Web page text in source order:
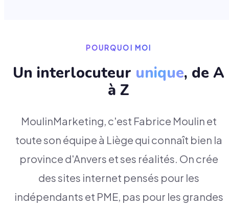
POURQUOI MOI
Un interlocuteur unique, de A
à Z
MoulinMarketing, c'est Fabrice Moulin et
toute son équipe à Liège qui connaît bien la
province d'Anvers et ses réalités. On crée
des sites internet pensés pour les
indépendants et PME, pas pour les grandes